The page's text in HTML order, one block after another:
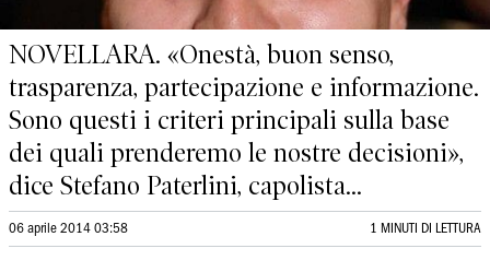
NOVELLARA. «Onestà, buon senso,
trasparenza, partecipazione e informazione.
Sono questi i criteri principali sulla base
dei quali prenderemo le nostre decisioni»,
dice Stefano Paterlini, capolista...
06 aprile 2014 03:58 1 MINUTI DI LETTURA